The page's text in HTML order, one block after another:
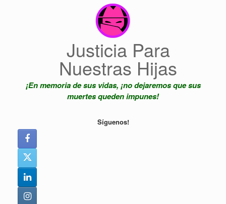
Justicia Para
Nuestras Hijas
¡En memoria de sus vidas, ¡no dejaremos que sus
muertes queden impunes!
Síguenos!